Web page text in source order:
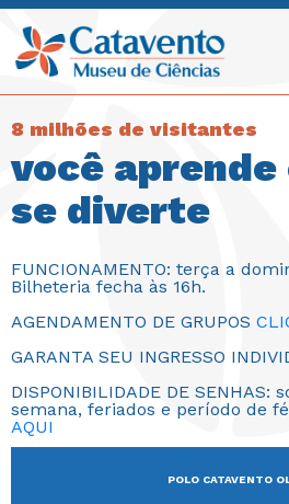
8 milhões de visitantes
você
se diverte
FUNCIONAMENTO: terça a
Bilheteria fecha às 16h.
AGENDAMENTO DE GRUPOS
GARANTA SEU INGRESSO
DISPONIBILIDADE DE SENHAS:
semana, feriados e período de
AQUI
POLO CATAVENTO